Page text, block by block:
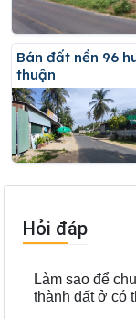
Bán đất nền 96 huỳnh thúc kháng mũi né phan thiết bình
thuận
Hỏi đáp
Làm sao để
thành đất ở có